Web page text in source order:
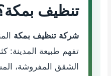
تنظيف
شركة تنظيف بمكة
تفهم طبيعة المدينة:
الشقق المفروشة،